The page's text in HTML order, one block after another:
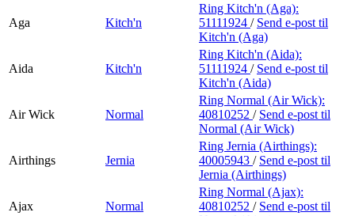
Aga Kitch'n
Ring Kitch'n (Aga):
51111924 / Send e-post til
Kitch'n (Aga)
Aida Kitch'n
Ring Kitch'n (Aida):
51111924 / Send e-post til
Kitch'n (Aida)
Air Wick Normal
Ring Normal (Air Wick):
40810252 / Send e-post til
Normal (Air Wick)
Airthings Jernia
Ring Jernia (Airthings):
40005943 / Send e-post til
Jernia (Airthings)
Ajax Normal
Ring Normal (Ajax):
40810252 / Send e-post til